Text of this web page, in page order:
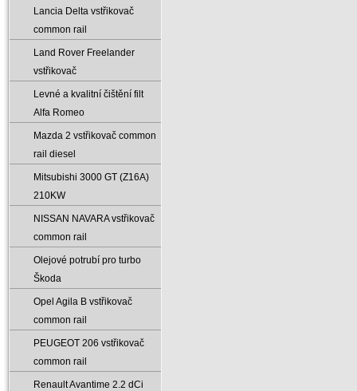
Lancia Delta vstřikovač
common rail
Land Rover Freelander
vstřikovač
Levné a kvalitní čištění filt
Alfa Romeo
Mazda 2 vstřikovač common
rail diesel
Mitsubishi 3000 GT (Z16A)
210KW
NISSAN NAVARA vstřikovač
common rail
Olejové potrubí pro turbo
Škoda
Opel Agila B vstřikovač
common rail
PEUGEOT 206 vstřikovač
common rail
Renault Avantime 2.2 dCi